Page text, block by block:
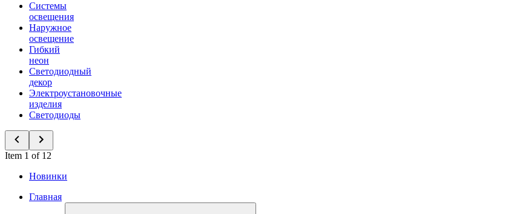
Системы
освещения
Наружное
освещение
Гибкий
неон
Светодиодный
декор
Электроустановочные
изделия
Светодиоды
Item 1 of 12
Новинки
Главная